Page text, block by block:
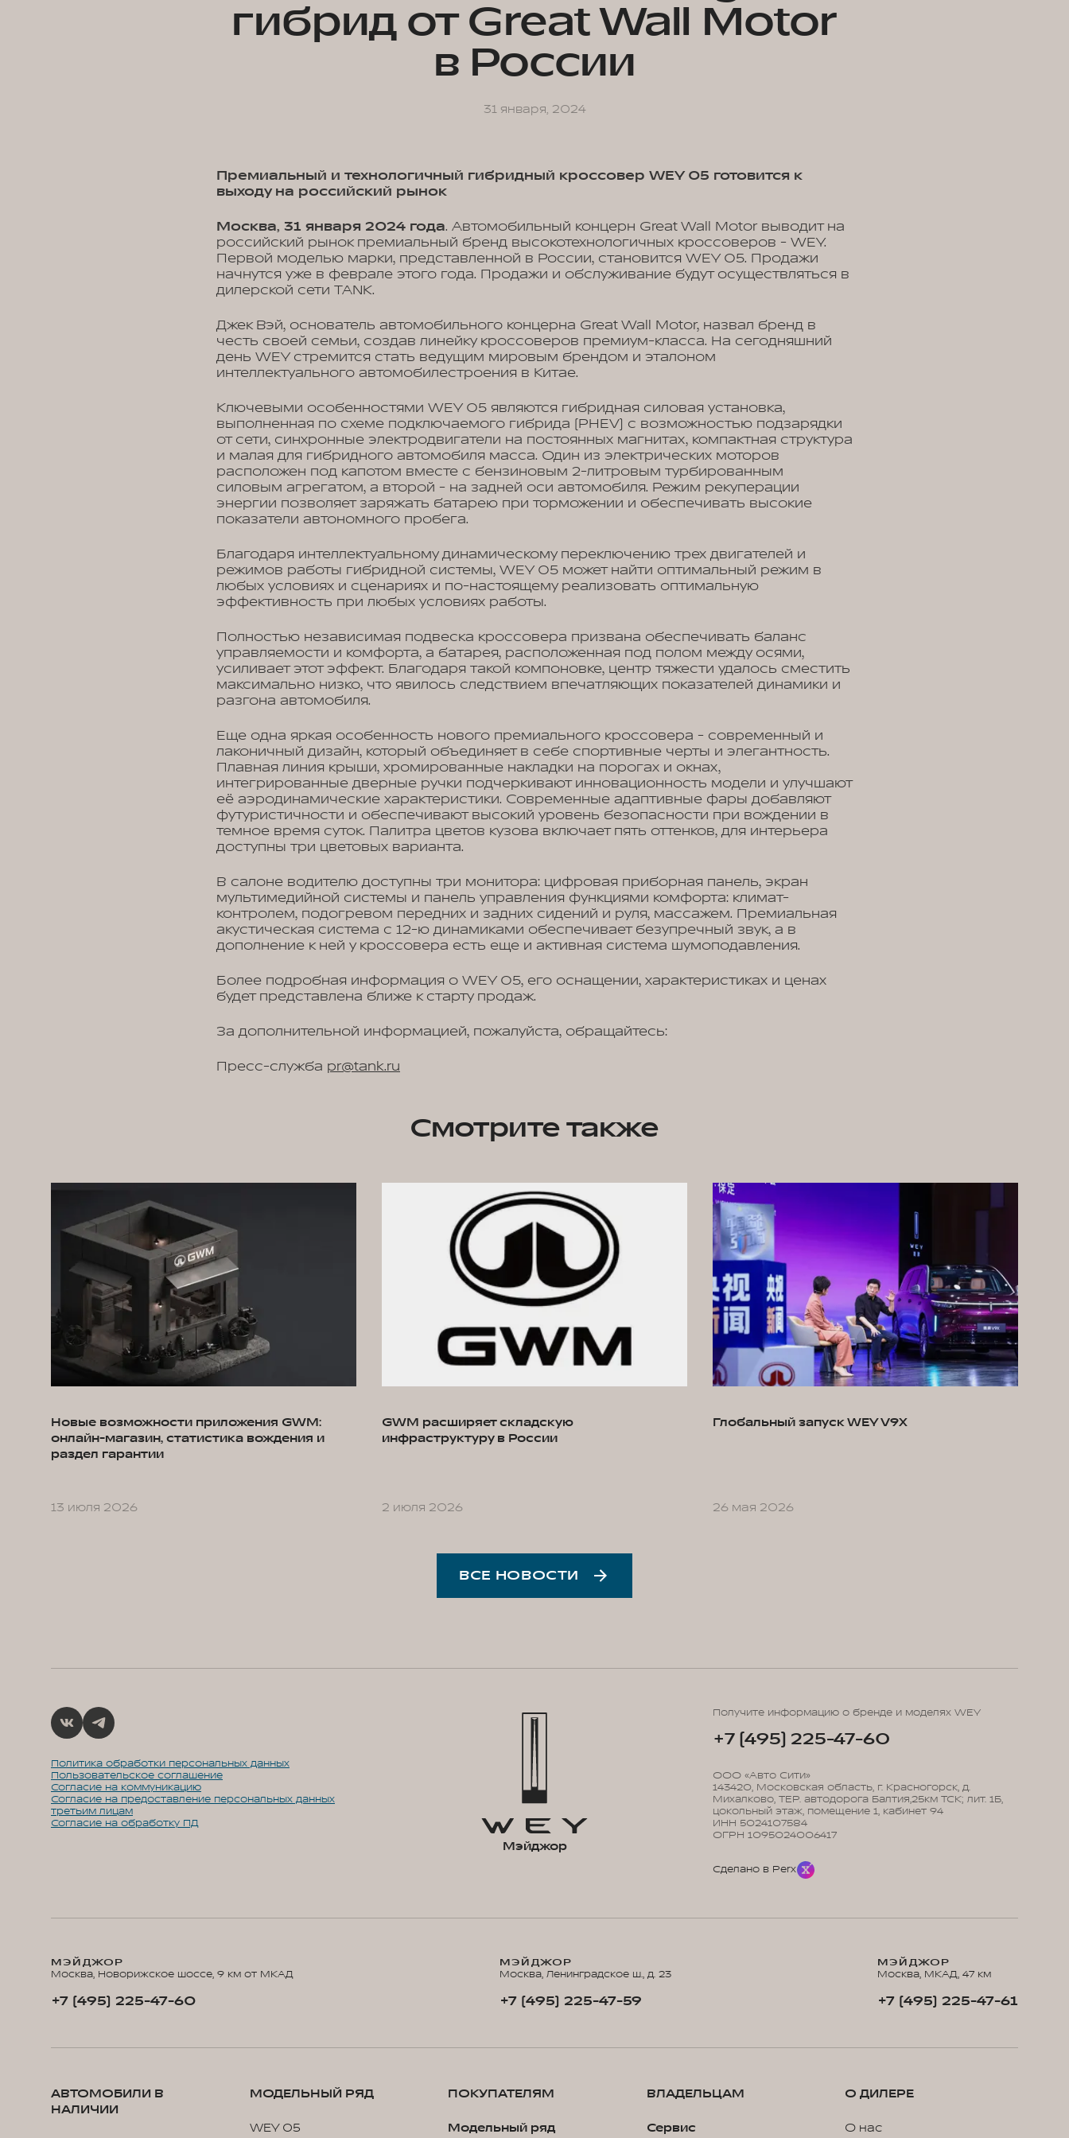
гибрид от Great Wall Motor
в России
31 января, 2024
Премиальный и технологичный гибридный кроссовер WEY 05 готовится к
выходу на российский рынок
Москва, 31 января 2024 года. Автомобильный концерн Great Wall Motor выводит на
российский рынок премиальный бренд высокотехнологичных кроссоверов - WEY.
Первой моделью марки, представленной в России, становится WEY 05. Продажи
начнутся уже в феврале этого года. Продажи и обслуживание будут осуществляться в
дилерской сети TANK.
Джек Вэй, основатель автомобильного концерна Great Wall Motor, назвал бренд в
честь своей семьи, создав линейку кроссоверов премиум-класса. На сегодняшний
день WEY стремится стать ведущим мировым брендом и эталоном
интеллектуального автомобилестроения в Китае.
Ключевыми особенностями WEY 05 являются гибридная силовая установка,
выполненная по схеме подключаемого гибрида (PHEV) с возможностью подзарядки
от сети, синхронные электродвигатели на постоянных магнитах, компактная структура
и малая для гибридного автомобиля масса. Один из электрических моторов
расположен под капотом вместе с бензиновым 2-литровым турбированным
силовым агрегатом, а второй - на задней оси автомобиля. Режим рекуперации
энергии позволяет заряжать батарею при торможении и обеспечивать высокие
показатели автономного пробега.
Благодаря интеллектуальному динамическому переключению трех двигателей и
режимов работы гибридной системы, WEY 05 может найти оптимальный режим в
любых условиях и сценариях и по-настоящему реализовать оптимальную
эффективность при любых условиях работы.
Полностью независимая подвеска кроссовера призвана обеспечивать баланс
управляемости и комфорта, а батарея, расположенная под полом между осями,
усиливает этот эффект. Благодаря такой компоновке, центр тяжести удалось сместить
максимально низко, что явилось следствием впечатляющих показателей динамики и
разгона автомобиля.
Еще одна яркая особенность нового премиального кроссовера - современный и
лаконичный дизайн, который объединяет в себе спортивные черты и элегантность.
Плавная линия крыши, хромированные накладки на порогах и окнах,
интегрированные дверные ручки подчеркивают инновационность модели и улучшают
её аэродинамические характеристики. Современные адаптивные фары добавляют
футуристичности и обеспечивают высокий уровень безопасности при вождении в
темное время суток. Палитра цветов кузова включает пять оттенков, для интерьера
доступны три цветовых варианта.
В салоне водителю доступны три монитора: цифровая приборная панель, экран
мультимедийной системы и панель управления функциями комфорта: климат-
контролем, подогревом передних и задних сидений и руля, массажем. Премиальная
акустическая система с 12-ю динамиками обеспечивает безупречный звук, а в
дополнение к ней у кроссовера есть еще и активная система шумоподавления.
Более подробная информация о WEY 05, его оснащении, характеристиках и ценах
будет представлена ближе к старту продаж.
За дополнительной информацией, пожалуйста, обращайтесь:
Пресс-служба pr@tank.ru
Смотрите также
Новые возможности приложения GWM:
онлайн-магазин, статистика вождения и
раздел гарантии
13 июля 2026
GWM расширяет складскую
инфраструктуру в России
2 июля 2026
Глобальный запуск WEY V9X
26 мая 2026
ВСЕ НОВОСТИ
Политика обработки персональных данных
Пользовательское соглашение
Согласие на коммуникацию
Согласие на предоставление персональных данных
третьим лицам
Согласие на обработку ПД
Мэйджор
Получите информацию о бренде и моделях WEY
+7 (495) 225-47-60
ООО «Авто Сити»
143420, Московская область, г. Красногорск, д.
Михалково, ТЕР. автодорога Балтия,25км ТСК; лит. 1Б,
цокольный этаж, помещение 1, кабинет 94
ИНН 5024107584
ОГРН 1095024006417
Сделано в Perx
МЭЙДЖОР
Москва, Новорижское шоссе, 9 км от МКАД
+7 (495) 225-47-60
МЭЙДЖОР
Москва, Ленинградское ш., д. 23
+7 (495) 225-47-59
МЭЙДЖОР
Москва, МКАД, 47 км
+7 (495) 225-47-61
АВТОМОБИЛИ В
НАЛИЧИИ
МОДЕЛЬНЫЙ РЯД
WEY 05
ПОКУПАТЕЛЯМ
Модельный ряд
ВЛАДЕЛЬЦАМ
Сервис
О ДИЛЕРЕ
О нас